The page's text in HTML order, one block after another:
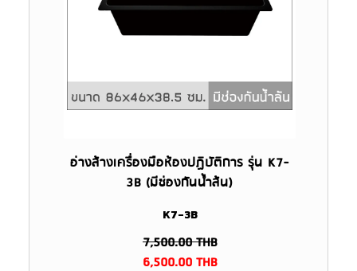
อ่างล้างเครื่องมือห้องปฏิบัติการ รุ่น K7-
3B (มีช่องกันน้ำล้น)
K7-3B
7,500.00THB
6,500.00THB